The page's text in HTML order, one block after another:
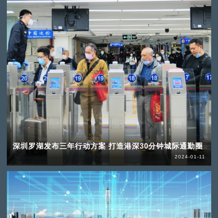
深圳罗湖发布三年行动方案 打造港深30分钟城际通勤圈
2024-01-11